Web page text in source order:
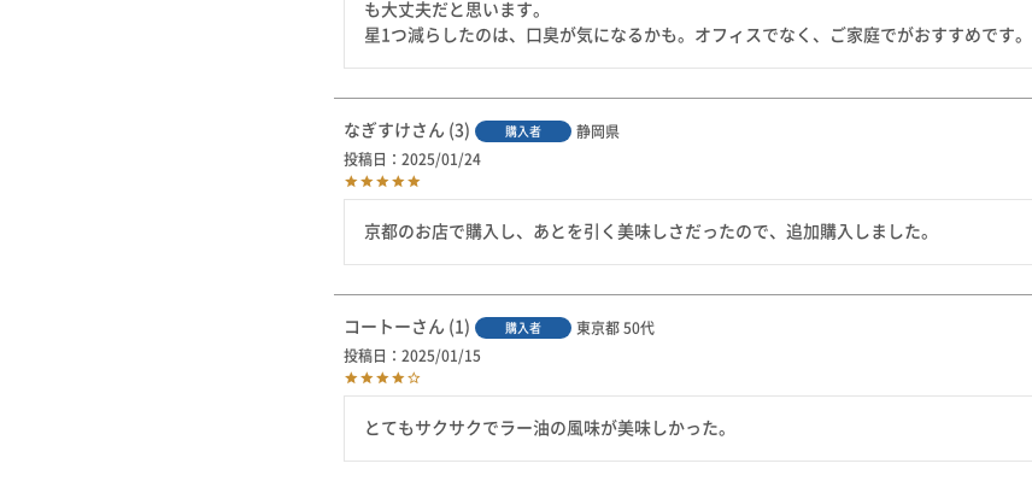
も大丈夫だと思います。
星1つ減らしたのは、口臭が気になるかも。オフィスでなく、ご家庭でがおすすめです。
なぎすけ 3 購入者
静岡県
投稿日
2025/01/24
京都のお店で購入し、あとを引く美味しさだったので、追加購入しました。
コートー 1 購入者 東京都 50代
投稿日
2025/01/15